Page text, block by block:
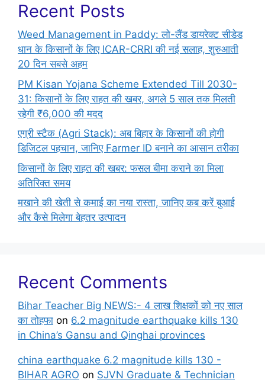
Recent Posts
Weed Management in Paddy: लो-लैंड डायरेक्ट सीडेड
धान के किसानों के लिए ICAR-CRRI की नई सलाह, शुरुआती
20 दिन सबसे अहम
PM Kisan Yojana Scheme Extended Till 2030-
31: किसानों के लिए राहत की खबर, अगले 5 साल तक मिलती
रहेगी ₹6,000 की मदद
एग्री स्टैक (Agri Stack): अब बिहार के किसानों की होगी
डिजिटल पहचान, जानिए Farmer ID बनाने का आसान तरीका
किसानों के लिए राहत की खबर: फसल बीमा कराने का मिला
अतिरिक्त समय
मखाने की खेती से कमाई का नया रास्ता, जानिए कब करें बुआई
और कैसे मिलेगा बेहतर उत्पादन
Recent Comments
Bihar Teacher Big NEWS:- 4 लाख शिक्षकों को नए साल
का तोहफा on 6.2 magnitude earthquake kills 130
in China’s Gansu and Qinghai provinces
china earthquake 6.2 magnitude kills 130 -
BIHAR AGRO on SJVN Graduate & Technician